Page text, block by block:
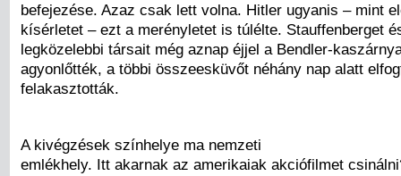
befejezése. Azaz csak lett volna. Hitler ugyanis – mint
kísérletet – ezt a merényletet is túlélte. Stauffenberget
legközelebbi társait még aznap éjjel a Bendler-
agyonlőtték, a többi összeesküvőt néhány nap alatt
felakasztották.
A kivégzések színhelye ma nemzeti
emlékhely. Itt akarnak az amerikaiak akciófilmet